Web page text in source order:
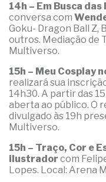
14h – Em Busca
conversa com
Goku- Dragon Ball Z,
outros. Mediação de
Multiverso.
15h – Meu Cosplay
realizará sua
14h30. A partir das
aberta ao público. O
divulgado às 19h
Multiverso.
15h – Traço, Cor e
ilustrador com
Lopes. Local: Arena